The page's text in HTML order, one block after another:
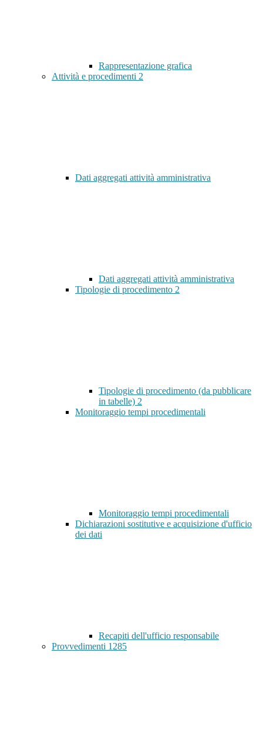
Rappresentazione grafica
Attività e procedimenti 2
Dati aggregati attività amministrativa
Dati aggregati attività amministrativa
Tipologie di procedimento 2
Tipologie di procedimento (da pubblicare
in tabelle) 2
Monitoraggio tempi procedimentali
Monitoraggio tempi procedimentali
Dichiarazioni sostitutive e acquisizione d'ufficio
dei dati
Recapiti dell'ufficio responsabile
Provvedimenti 1285